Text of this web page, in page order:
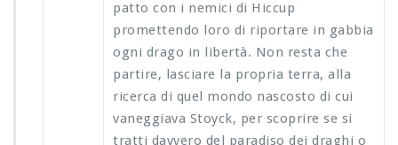
patto con i nemici di Hiccup
promettendo loro di riportare in gabbia
ogni drago in libertà. Non resta che
partire, lasciare la propria terra, alla
ricerca di quel mondo nascosto di cui
vaneggiava Stoyck, per scoprire se si
tratti davvero del paradiso dei draghi o